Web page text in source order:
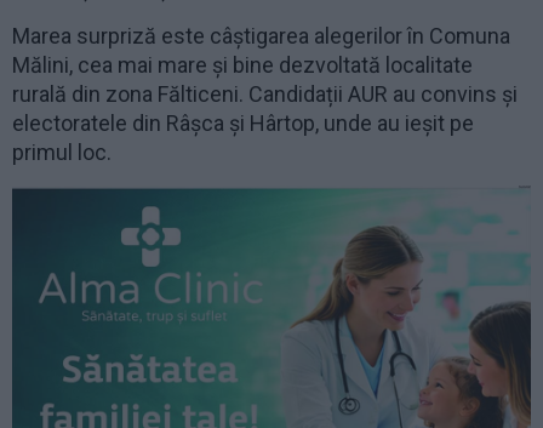
Marea surpriză este câștigarea alegerilor în Comuna
Mălini, cea mai mare și bine dezvoltată localitate
rurală din zona Fălticeni. Candidații AUR au convins și
electoratele din Râșca și Hârtop, unde au ieșit pe
primul loc.